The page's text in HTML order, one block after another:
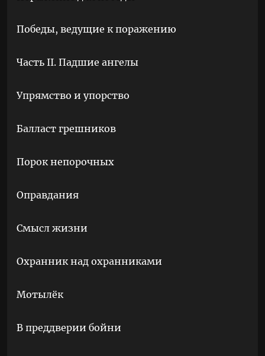
Победы, ведущие к поражению
Часть II. Падшие ангелы
Упрямство и упорство
Балласт грешников
Порок непорочных
Оправдания
Смысл жизни
Охранник над охранниками
Мотылёк
В преддверии бойни